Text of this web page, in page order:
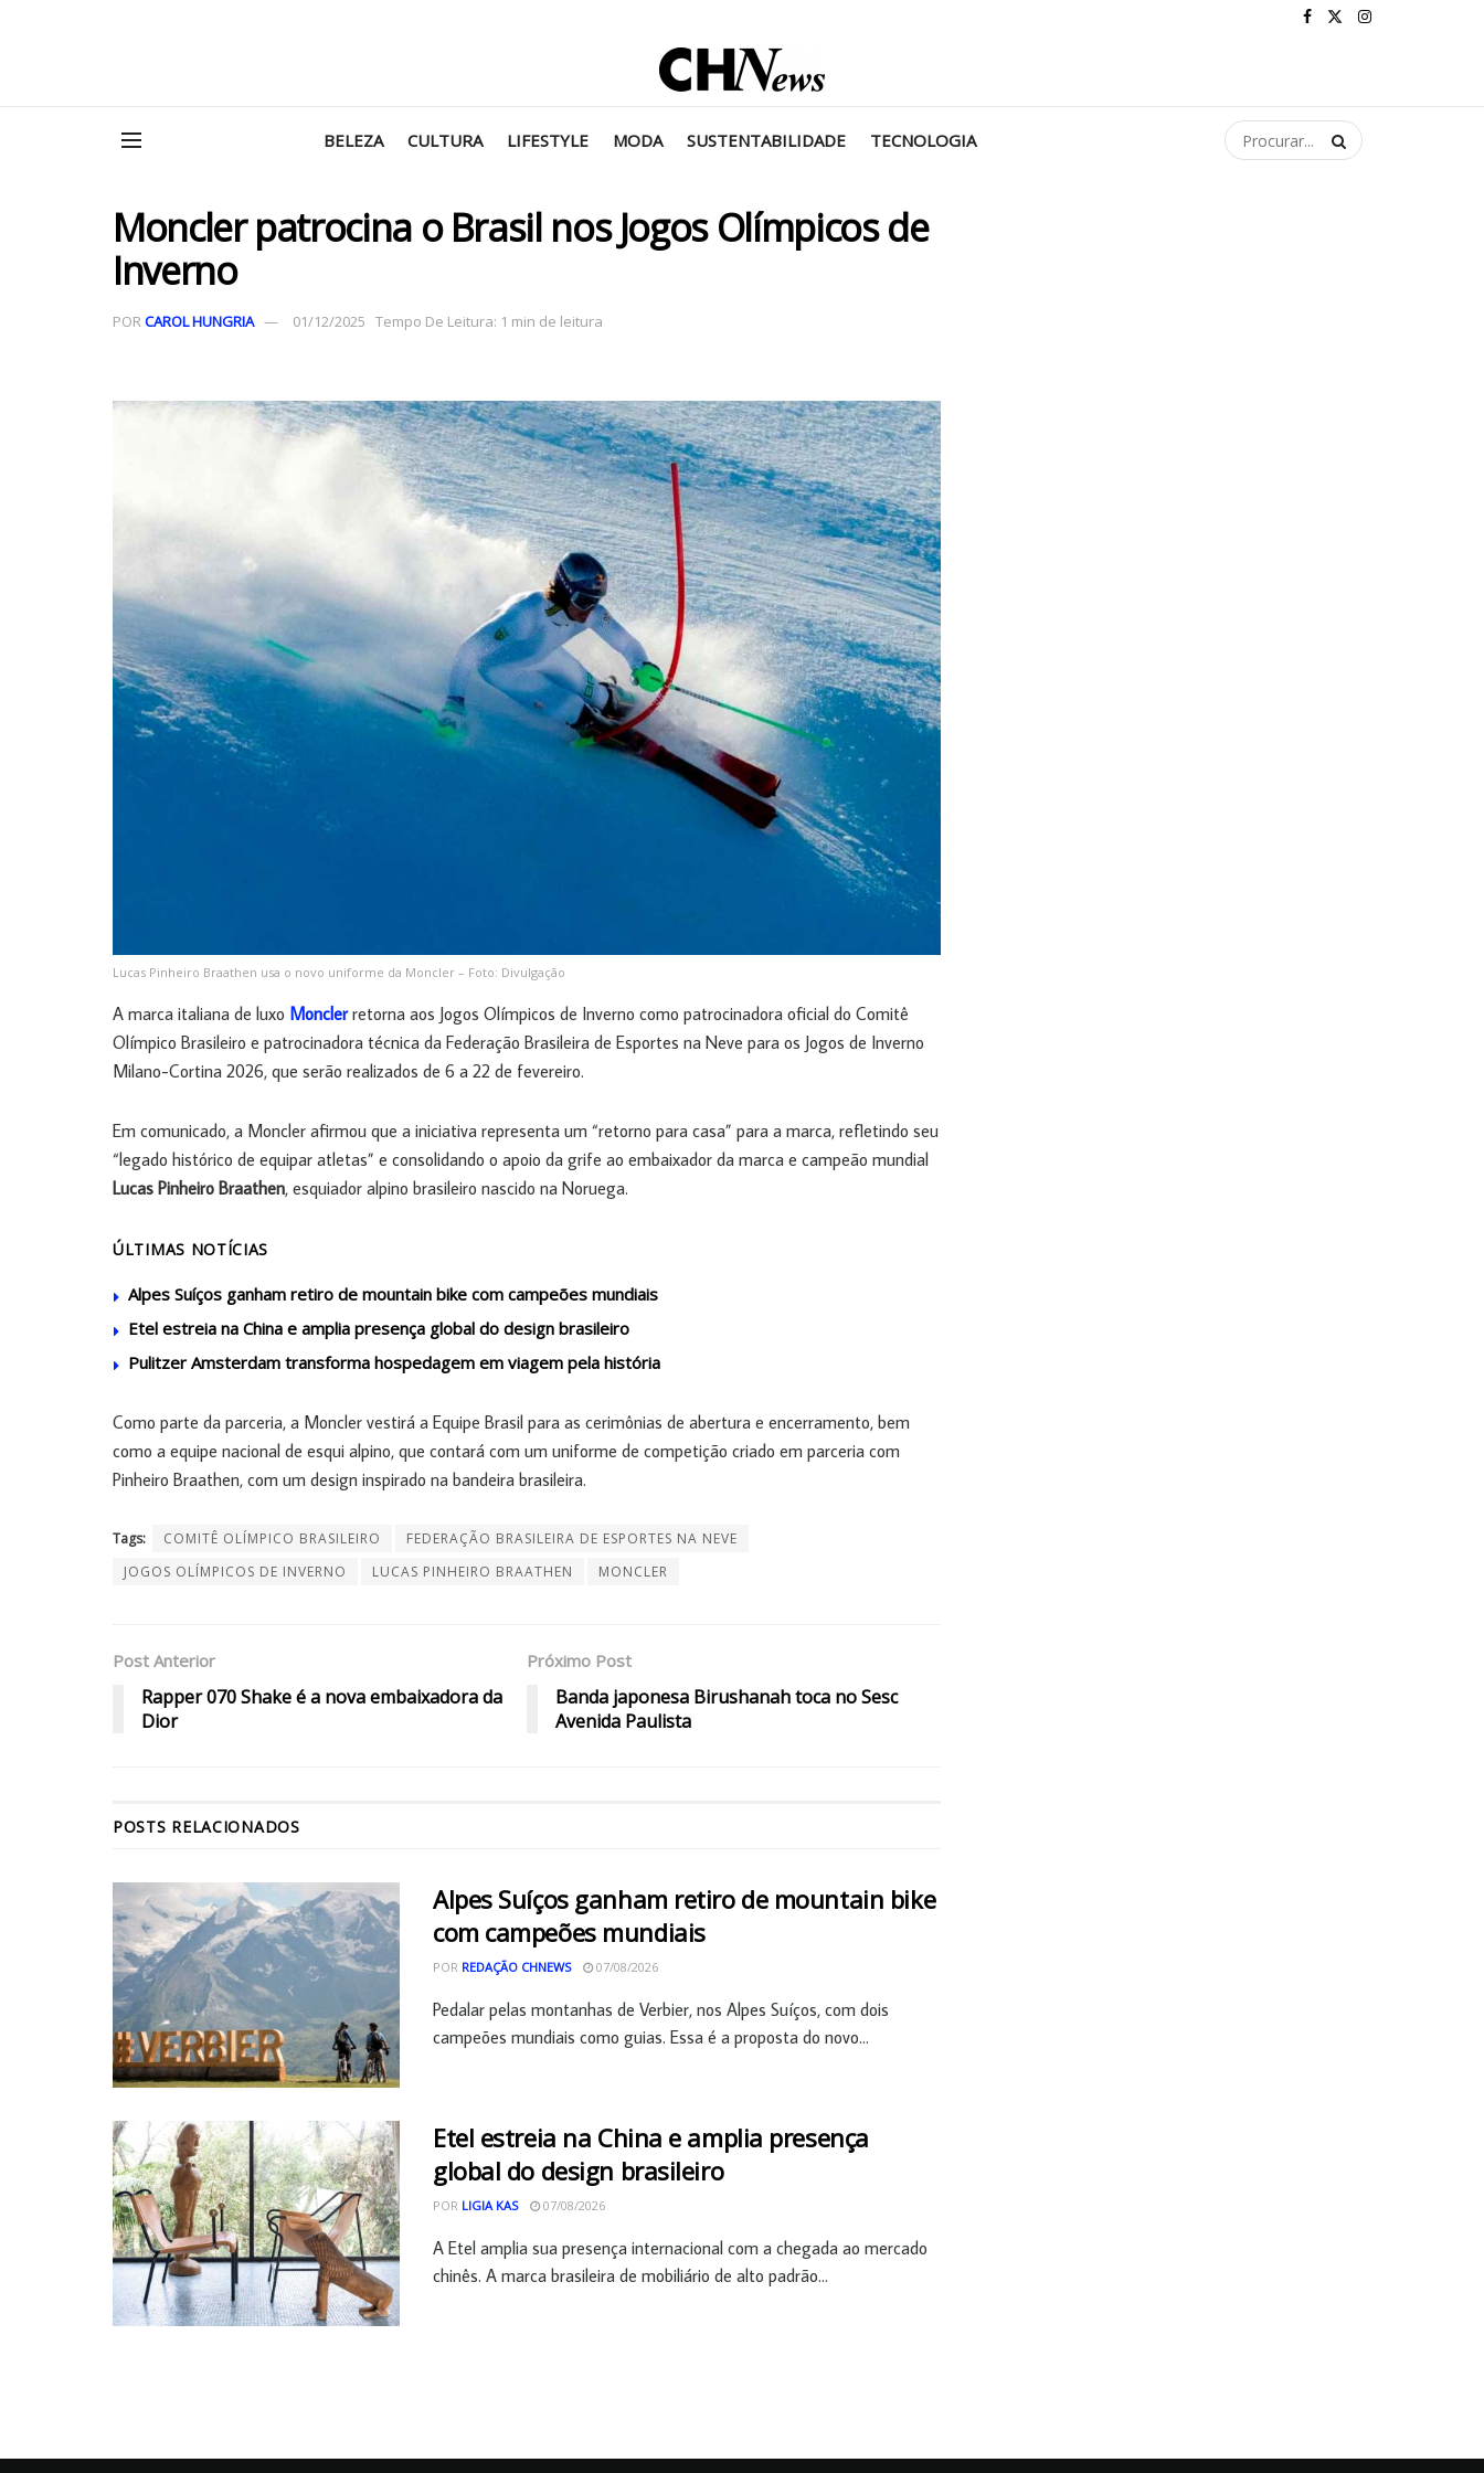
BELEZA CULTURA LIFESTYLE MODA SUSTENTABILIDADE TECNOLOGIA
Moncler patrocina o Brasil nos Jogos Olímpicos de
Inverno
POR CAROL HUNGRIA 01/12/2025 Tempo De Leitura: 1 min de leitura
Lucas Pinheiro Braathen usa o novo uniforme da Moncler – Foto: Divulgação
A marca italiana de luxo Monclerretorna aos Jogos Olímpicos de Inverno como patrocinadora oficial do Comitê
Olímpico Brasileiro e patrocinadora técnica da Federação Brasileira de Esportes na Neve para os Jogos de Inverno
Milano-Cortina 2026, que serão realizados de 6 a 22 de fevereiro.
Em comunicado, a Moncler afirmou que a iniciativa representa um “retorno para casa” para a marca, refletindo seu
“legado histórico de equipar atletas” e consolidando o apoio da grife ao embaixador da marca e campeão mundial
Lucas Pinheiro Braathen, esquiador alpino brasileiro nascido na Noruega.
ÚLTIMAS NOTÍCIAS
Alpes Suíços ganham retiro de mountain bike com campeões mundiais
Etel estreia na China e amplia presença global do design brasileiro
Pulitzer Amsterdam transforma hospedagem em viagem pela história
Como parte da parceria, a Moncler vestirá a Equipe Brasil para as cerimônias de abertura e encerramento, bem
como a equipe nacional de esqui alpino, que contará com um uniforme de competição criado em parceria com
Pinheiro Braathen, com um design inspirado na bandeira brasileira.
Tags: COMITÊ OLÍMPICO BRASILEIRO
FEDERAÇÃO BRASILEIRA DE ESPORTES NA NEVE
JOGOS OLÍMPICOS DE INVERNO
LUCAS PINHEIRO BRAATHEN MONCLER
Post Anterior
Rapper 070 Shake é a nova embaixadora da
Dior
Próximo Post
Banda japonesa Birushanah toca no Sesc
Avenida Paulista
POSTS RELACIONADOS
Alpes Suíços ganham retiro de mountain bike
com campeões mundiais
POR REDAÇÃO CHNEWS 07/08/2026
Pedalar pelas montanhas de Verbier, nos Alpes Suíços, com dois
campeões mundiais como guias. Essa é a proposta do novo...
Etel estreia na China e amplia presença
global do design brasileiro
POR LIGIA KAS 07/08/2026
A Etel amplia sua presença internacional com a chegada ao mercado
chinês. A marca brasileira de mobiliário de alto padrão...